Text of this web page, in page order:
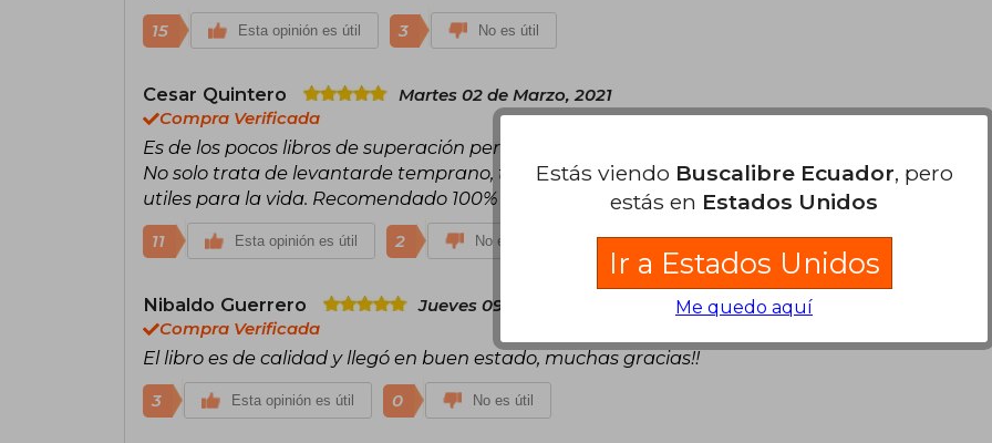
15 Esta opinión es útil 3 No es útil
Cesar Quintero
Martes 02 de Marzo, 2021
Compra Verificada
Es de los pocos libros de superación personal que te da una guía clara para mejorar.
No solo trata de levantarde temprano, tambien hay demasiados consejos que son
utiles para la vida. Recomendado 100%
11 Esta opinión es útil 2 No es útil
Nibaldo Guerrero
Jueves 09 de Julio, 2020
Compra Verificada
El libro es de calidad y llegó en buen estado, muchas gracias!!
3 Esta opinión es útil 0 No es útil
Estás viendo Buscalibre Ecuador, pero
estás en Estados Unidos
Ir a Estados Unidos
Me quedo aquí